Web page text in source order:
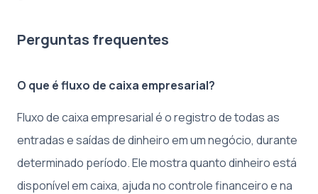
Perguntas frequentes
O que é fluxo de caixa empresarial?
Fluxo de caixa empresarial é o registro de todas as
entradas e saídas de dinheiro em um negócio, durante
determinado período. Ele mostra quanto dinheiro está
disponível em caixa, ajuda no controle financeiro e na